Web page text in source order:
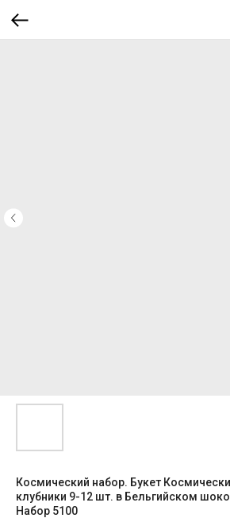
Космический набор. Букет
клубники 9-12 шт. в Бельгийском
Набор 5100